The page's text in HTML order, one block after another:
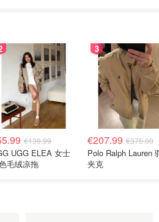
€139.99
UGG ELEA 女士
毛绒凉拖
3
€207.99 €375.00
Polo Ralph Lauren
夹克